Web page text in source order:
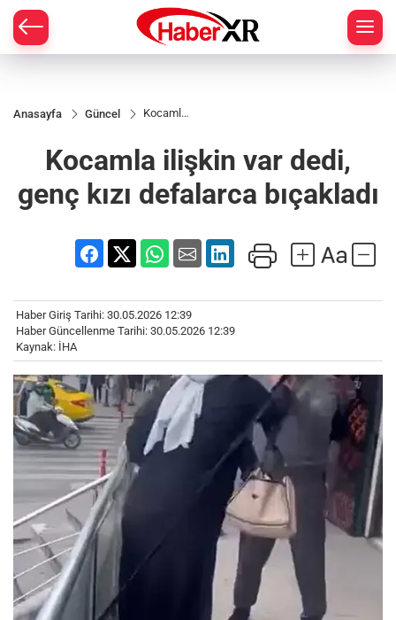
Anasayfa Güncel
Kocamla
genç kızı
defalarca
bıçakladı
Kocamla ilişkin var dedi,
genç kızı defalarca bıçakladı
Haber Giriş Tarihi: 30.05.2026 12:39
Haber Güncellenme Tarihi: 30.05.2026 12:39
Kaynak: İHA